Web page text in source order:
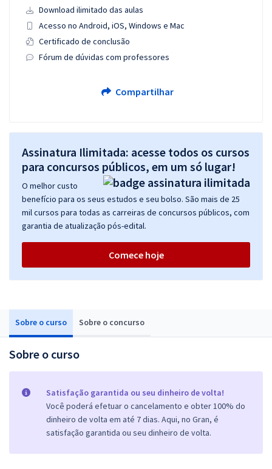
Sobre o curso Sobre o concurso
Sobre o curso
Satisfação garantida ou seu dinheiro de volta!
Você poderá efetuar o cancelamento e obter 100% do
dinheiro de volta em até 7 dias. Aqui, no Gran, é
satisfação garantida ou seu dinheiro de volta.
Download ilimitado das aulas
Acesso no Android, iOS, Windows e Mac
Certificado de conclusão
Fórum de dúvidas com professores
Compartilhar
Assinatura Ilimitada: acesse todos os cursos
para concursos públicos, em um só lugar!
O melhor custo
benefício para os seus estudos e seu bolso. São mais de 25
mil cursos para todas as carreiras de concursos públicos, com
garantia de atualização pós-edital.
Comece hoje